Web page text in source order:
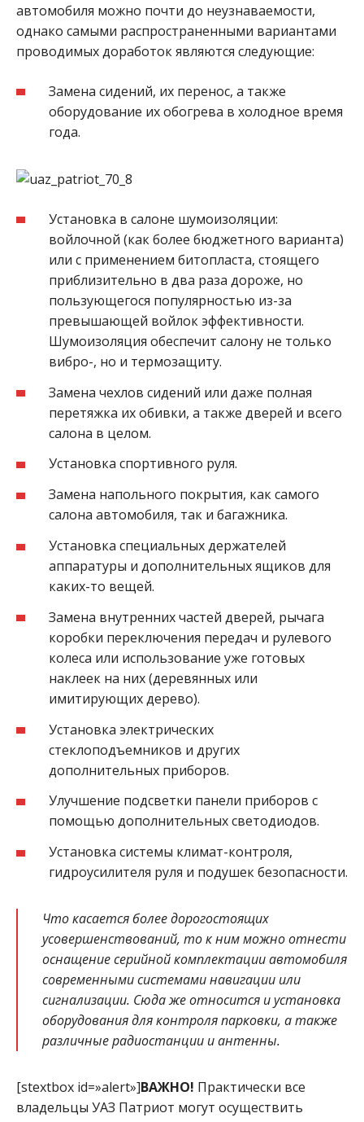
автомобиля можно почти до неузнаваемости,
однако самыми распространенными вариантами
проводимых доработок являются следующие:
Замена сидений, их перенос, а также
оборудование их обогрева в холодное время
года.
Установка в салоне шумоизоляции:
войлочной (как более бюджетного варианта)
или с применением битопласта, стоящего
приблизительно в два раза дороже, но
пользующегося популярностью из-за
превышающей войлок эффективности.
Шумоизоляция обеспечит салону не только
вибро-, но и термозащиту.
Замена чехлов сидений или даже полная
перетяжка их обивки, а также дверей и всего
салона в целом.
Установка спортивного руля.
Замена напольного покрытия, как самого
салона автомобиля, так и багажника.
Установка специальных держателей
аппаратуры и дополнительных ящиков для
каких-то вещей.
Замена внутренних частей дверей, рычага
коробки переключения передач и рулевого
колеса или использование уже готовых
наклеек на них (деревянных или
имитирующих дерево).
Установка электрических
стеклоподъемников и других
дополнительных приборов.
Улучшение подсветки панели приборов с
помощью дополнительных светодиодов.
Установка системы климат-контроля,
гидроусилителя руля и подушек безопасности.
Что касается более дорогостоящих
усовершенствований, то к ним можно отнести
оснащение серийной комплектации автомобиля
современными системами навигации или
сигнализации. Сюда же относится и установка
оборудования для контроля парковки, а также
различные радиостанции и антенны.
[stextbox id=»alert»]ВАЖНО! Практически все
владельцы УАЗ Патриот могут осуществить